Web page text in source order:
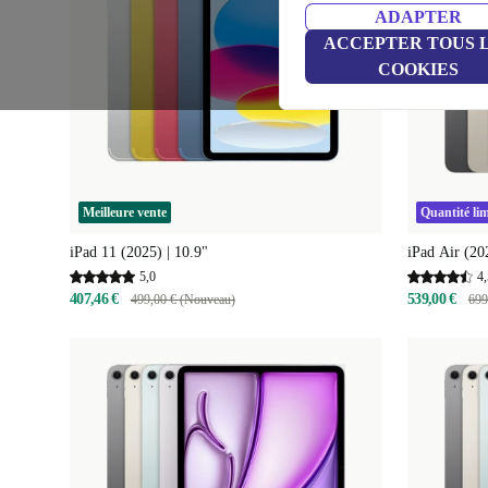
ADAPTER
ACCEPTER TOUS
COOKIES
Meilleure vente
iPad 11 (2025) | 10.9"
5,0
407,46 € 499,00 € (Nouveau)
Quantité
iPad Air
539,00 €